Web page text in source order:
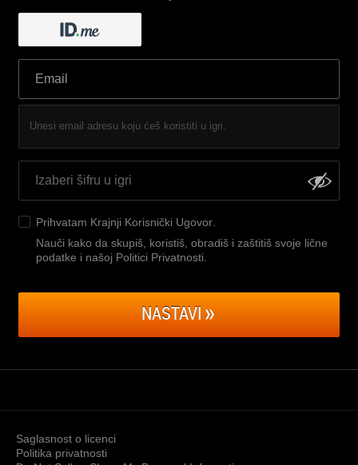
Unesi email adresu koju ćeš koristiti u igri.
Prihvatam Krajnji Korisnički Ugovor
Nauči kako da skupiš, koristiš, obradiš i zaštitiš svoje lične
podatke i našoj Politici Privatnosti
NASTAVI
Saglasnost o licenci
Politika privatnosti